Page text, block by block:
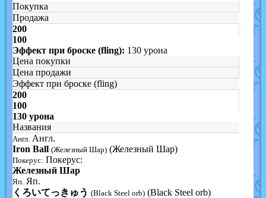
Покупка
Продажа
200
100
Эффект при броске (fling): 130 урона
Цена покупки
Цена продажи
Эффект при броске (fling)
200
100
130 урона
Названия
Англ. Англ.
Iron Ball (Железный Шар) (Железный Шар)
Покерус: Покерус:
Железный Шар
Яп. Яп.
くろいてっきゅう (Black Steel orb) (Black Steel orb)